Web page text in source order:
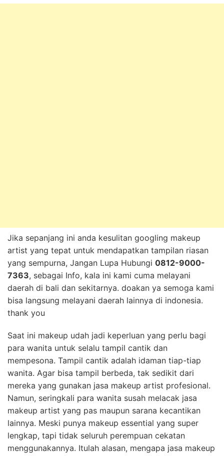
Jika sepanjang ini anda kesulitan googling makeup
artist yang tepat untuk mendapatkan tampilan riasan
yang sempurna, Jangan Lupa Hubungi 0812-9000-
7363, sebagai Info, kala ini kami cuma melayani
daerah di bali dan sekitarnya. doakan ya semoga kami
bisa langsung melayani daerah lainnya di indonesia.
thank you
Saat ini makeup udah jadi keperluan yang perlu bagi
para wanita untuk selalu tampil cantik dan
mempesona. Tampil cantik adalah idaman tiap-tiap
wanita. Agar bisa tampil berbeda, tak sedikit dari
mereka yang gunakan jasa makeup artist profesional.
Namun, seringkali para wanita susah melacak jasa
makeup artist yang pas maupun sarana kecantikan
lainnya. Meski punya makeup essential yang super
lengkap, tapi tidak seluruh perempuan cekatan
menggunakannya. Itulah alasan, mengapa jasa makeup